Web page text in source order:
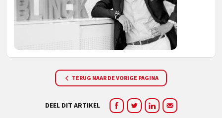
TERUG NAAR DE VORIGE PAGINA
DEEL DIT ARTIKEL